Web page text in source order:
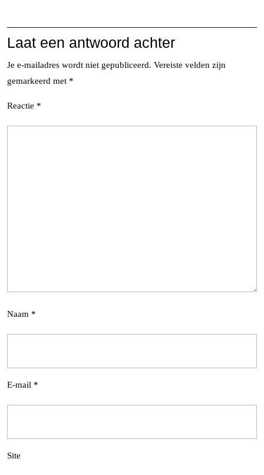
Laat een antwoord achter
Je e-mailadres wordt niet gepubliceerd. Vereiste velden zijn
gemarkeerd met *
Reactie *
Naam *
E-mail *
Site